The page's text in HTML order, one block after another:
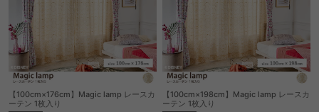
【100cm×176cm】Magic lamp レースカ
ーテン 1枚入り
【100cm×198cm】Magic lamp レースカ
ーテン 1枚入り